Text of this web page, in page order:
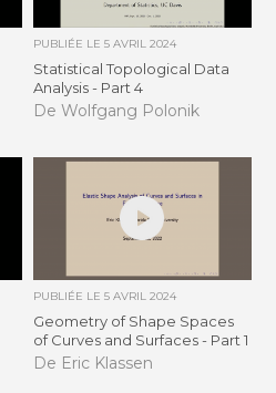
PUBLIÉE LE 5 AVRIL 2024
Statistical Topological Data
Analysis - Part 4
De Wolfgang Polonik
PUBLIÉE LE 5 AVRIL 2024
Geometry of Shape Spaces
of Curves and Surfaces - Part 1
De Eric Klassen